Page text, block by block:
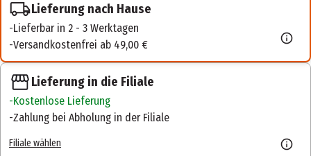
Lieferung nach Hause
Lieferbar in 2 - 3 Werktagen
Versandkostenfrei ab 49,00 €
Lieferung in die Filiale
Kostenlose Lieferung
Zahlung bei Abholung in der Filiale
Filiale wählen